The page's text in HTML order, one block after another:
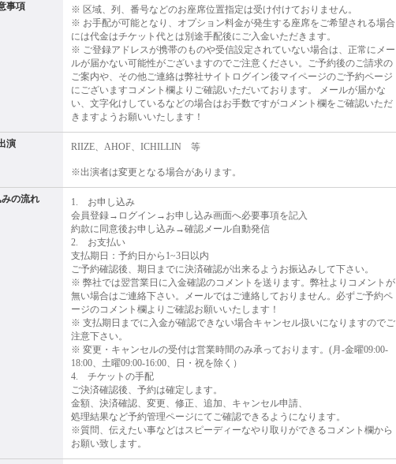
事項
※ 区域、列、番号などのお座席位置指定は受け付けておりません。
※ お手配が可能となり、オプション料金が発生する座席をご希望される場合
には代金はチケット代とは別途手配後にご入金いただきます。
※ ご登録アドレスが携帯のものや受信設定されていない場合は、正常にメー
ルが届かない可能性がございますのでご注意ください。ご予約後のご請求の
ご案内や、その他ご連絡は弊社サイトログイン後マイページのご予約ページ
にございますコメント欄よりご確認いただいております。 メールが届かな
い、文字化けしているなどの場合はお手数ですがコメント欄をご確認いただ
きますようお願いいたします！
演 RIIZE、AHOF、ICHILLIN 等
※出演者は変更となる場合があります。
の流れ
1. お申し込み
会員登録→ログイン→お申し込み画面へ必要事項を記入
約款に同意後お申し込み→確認メール自動発信
2. お支払い
支払期日：予約日から1~3日以内
ご予約確認後、期日までに決済確認が出来るようお振込みして下さい。
※ 弊社では翌営業日に入金確認のコメントを送ります。弊社よりコメントが
無い場合はご連絡下さい。メールではご連絡しておりません。必ずご予約ペ
ージのコメント欄よりご確認お願いいたします！
※ 支払期日までに入金が確認できない場合キャンセル扱いになりますのでご
注意下さい。
※ 変更・キャンセルの受付は営業時間のみ承っております。(月-金曜09:00-
18:00、土曜09:00-16:00、日・祝を除く）
4. チケットの手配
ご決済確認後、予約は確定します。
金額、決済確認、変更、修正、追加、キャンセル申請、
処理結果など予約管理ページにてご確認できるようになります。
※質問、伝えたい事などはスピーディーなやり取りができるコメント欄から
お願い致します。